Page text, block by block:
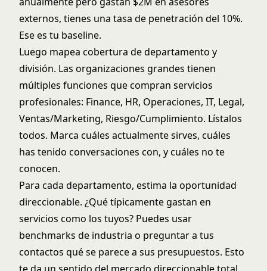
externos, tienes una tasa de penetración del 10%.
Ese es tu baseline.
Luego mapea cobertura de departamento y
división. Las organizaciones grandes tienen
múltiples funciones que compran servicios
profesionales: Finance, HR, Operaciones, IT, Legal,
Ventas/Marketing, Riesgo/Cumplimiento. Lístalos
todos. Marca cuáles actualmente sirves, cuáles
has tenido conversaciones con, y cuáles no te
conocen.
Para cada departamento, estima la oportunidad
direccionable. ¿Qué típicamente gastan en
servicios como los tuyos? Puedes usar
benchmarks de industria o preguntar a tus
contactos qué se parece a sus presupuestos. Esto